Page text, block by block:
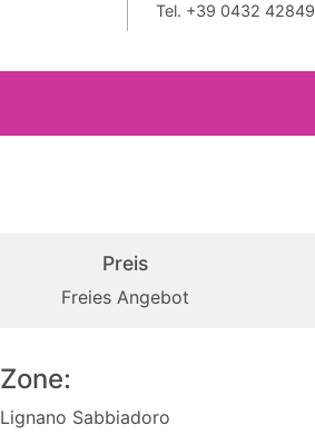
Tel. +39 0432 42849
Preis
Freies Angebot
Zone:
Lignano Sabbiadoro